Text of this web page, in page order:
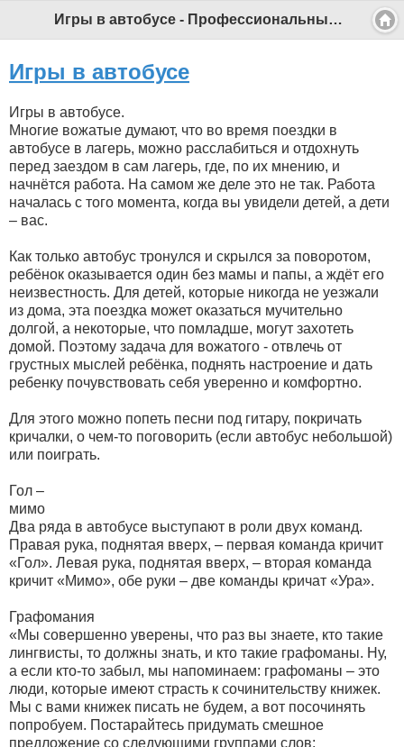
Игры в автобусе - Профессиональный педагог
Игры в автобусе
Игры в автобусе.
Многие вожатые думают, что во время поездки в
автобусе в лагерь, можно расслабиться и отдохнуть
перед заездом в сам лагерь, где, по их мнению, и
начнётся работа. На самом же деле это не так. Работа
началась с того момента, когда вы увидели детей, а дети
– вас.
Как только автобус тронулся и скрылся за поворотом,
ребёнок оказывается один без мамы и папы, а ждёт его
неизвестность. Для детей, которые никогда не уезжали
из дома, эта поездка может оказаться мучительно
долгой, а некоторые, что помладше, могут захотеть
домой. Поэтому задача для вожатого - отвлечь от
грустных мыслей ребёнка, поднять настроение и дать
ребенку почувствовать себя уверенно и комфортно.
Для этого можно попеть песни под гитару, покричать
кричалки, о чем-то поговорить (если автобус небольшой)
или поиграть.
Гол –
Два ряда в автобусе выступают в роли двух команд.
Правая рука, поднятая вверх, – первая команда кричит
«Гол». Левая рука, поднятая вверх, – вторая команда
кричит «Мимо», обе руки – две команды кричат «Ура».
«Мы совершенно уверены, что раз вы знаете, кто такие
лингвисты, то должны знать, и кто такие графоманы. Ну,
а если кто-то забыл, мы напоминаем: графоманы – это
люди, которые имеют страсть к сочинительству книжек.
Мы с вами книжек писать не будем, а вот посочинять
попробуем. Постарайтесь придумать смешное
предложение со следующими группами слов: